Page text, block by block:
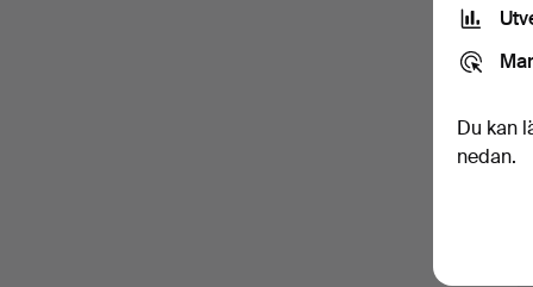
Du kan
nedan.